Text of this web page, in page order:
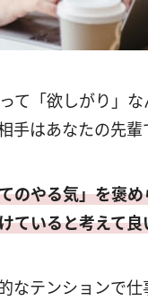
て「欲しがり」
手はあなたの先輩
のやる気」を褒
ていると考えて良
なテンションで